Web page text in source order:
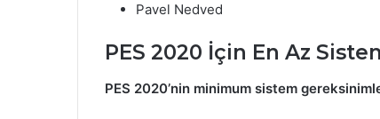
Pavel Nedved
PES 2020 İçin En Az
PES 2020’nin minimum sistem